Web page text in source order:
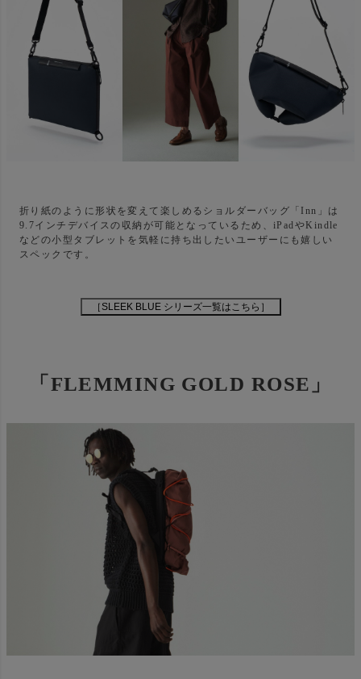
折り紙のように形状を変えて楽しめるショルダーバッグ「Inn」は
9.7インチデバイスの収納が可能となっているため、iPadやKindle
などの小型タブレットを気軽に持ち出したいユーザーにも嬉しい
スペックです。
「FLEMMING GOLD ROSE」